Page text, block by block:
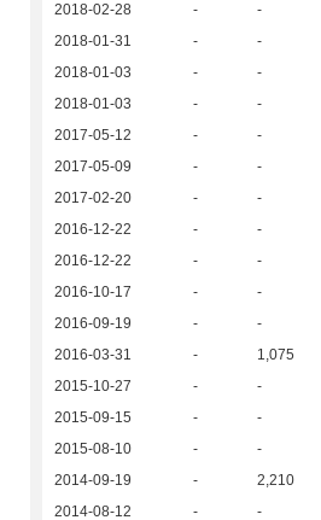
2018-02-28
- -
2018-01-31
- -
2018-01-03
- -
2018-01-03
- -
2017-05-12
- -
2017-05-09
- -
2017-02-20
- -
2016-12-22
- -
2016-12-22
- -
2016-10-17
- -
2016-09-19
- -
2016-03-31
- 1,075
2015-10-27
- -
2015-09-15
- -
2015-08-10
- -
2014-09-19
- 2,210
2014-08-12
- -